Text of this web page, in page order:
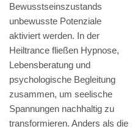
Bewusstseinszustands
unbewusste Potenziale
aktiviert werden. In der
Heiltrance fließen Hypnose,
Lebensberatung und
psychologische Begleitung
zusammen, um seelische
Spannungen nachhaltig zu
transformieren. Anders als die